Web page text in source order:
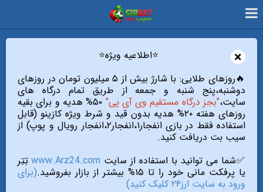
×
⭐️اطلاعیه ویژه⭐️
🔥روزهای طلایی: با شارژ بیش از ۵ میلیون تومان در روزهای
دوشنبه،پنج شنبه و جمعه از طریق تمام درگاه های
سایت،"بجز درگاه مستقیم وی آی پی"
۵۰% هدیه و برای بقیه
روزهای هفته ۲۰% هدیه بدون قید و شرط ویژه کازینو (قابل
استفاده فقط در بازی انفجار۱،انفجار۲،انفجار رویال و پوپ) از
سیب بت دریافت کنید.
✅شما می توانید با استفاده از سایت www.Arz24.com تِتِر
یا پرفکت مانی خود را تا ۱۵% بیشتر از بازار بفروشید.
(برای
ورود به سایت ارز۲۴ کلیک کنید)